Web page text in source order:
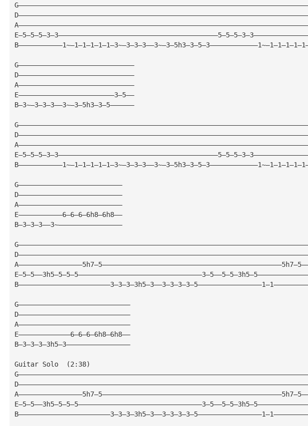
G—————————————————————————————
D—————————————————————————————
A—————————————————————————————
E————————————————————————3—5——
B—3~—3—3—3——3~—3—5h3—3—5——————
G——————————————————————————
D——————————————————————————
A——————————————————————————
E———————————6—6—6—6h8—6h8——
B—3—3—3——3~————————————————
G————————————————————————————
D————————————————————————————
A————————————————————————————
E—————————————6—6—6—6h8—6h8——
B—3—3—3—3h5—3————————————————
Guitar Solo  (2:38)